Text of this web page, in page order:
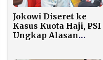
Jokowi Diseret ke
Kasus Kuota Haji, PSI
Ungkap Alasan